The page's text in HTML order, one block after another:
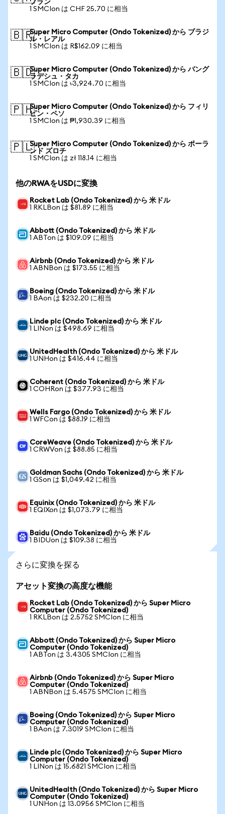
フラン
1 SMCIon は CHF 25.70 に相当
🇧🇷Super Micro Computer (Ondo Tokenized) から ブラジ
ル・レアル
1 SMCIon は R$162.09 に相当
🇧🇩Super Micro Computer (Ondo Tokenized) から バング
ラデシュ・タカ
1 SMCIon は ৳3,924.70 に相当
🇵🇭Super Micro Computer (Ondo Tokenized) から フィリ
ピン・ペソ
1 SMCIon は ₱1,930.39 に相当
🇵🇱Super Micro Computer (Ondo Tokenized) から ポーラ
ンド ズロチ
1 SMCIon は zł 118.14 に相当
他のRWAをUSDに変換
Rocket Lab (Ondo Tokenized) から 米ドル
1 RKLBon は $81.89 に相当
Abbott (Ondo Tokenized) から 米ドル
1 ABTon は $109.09 に相当
Airbnb (Ondo Tokenized) から 米ドル
1 ABNBon は $173.55 に相当
Boeing (Ondo Tokenized) から 米ドル
1 BAon は $232.20 に相当
Linde plc (Ondo Tokenized) から 米ドル
1 LINon は $498.69 に相当
UnitedHealth (Ondo Tokenized) から 米ドル
1 UNHon は $416.44 に相当
Coherent (Ondo Tokenized) から 米ドル
1 COHRon は $377.93 に相当
Wells Fargo (Ondo Tokenized) から 米ドル
1 WFCon は $88.19 に相当
CoreWeave (Ondo Tokenized) から 米ドル
1 CRWVon は $88.85 に相当
Goldman Sachs (Ondo Tokenized) から 米ドル
1 GSon は $1,049.42 に相当
Equinix (Ondo Tokenized) から 米ドル
1 EQIXon は $1,073.79 に相当
Baidu (Ondo Tokenized) から 米ドル
1 BIDUon は $109.38 に相当
さらに変換を探る
アセット変換の高度な機能
Rocket Lab (Ondo Tokenized) から Super Micro
Computer (Ondo Tokenized)
1 RKLBon は 2.5752 SMCIon に相当
Abbott (Ondo Tokenized) から Super Micro
Computer (Ondo Tokenized)
1 ABTon は 3.4305 SMCIon に相当
Airbnb (Ondo Tokenized) から Super Micro
Computer (Ondo Tokenized)
1 ABNBon は 5.4575 SMCIon に相当
Boeing (Ondo Tokenized) から Super Micro
Computer (Ondo Tokenized)
1 BAon は 7.3019 SMCIon に相当
Linde plc (Ondo Tokenized) から Super Micro
Computer (Ondo Tokenized)
1 LINon は 15.6821 SMCIon に相当
UnitedHealth (Ondo Tokenized) から Super Micro
Computer (Ondo Tokenized)
1 UNHon は 13.0956 SMCIon に相当